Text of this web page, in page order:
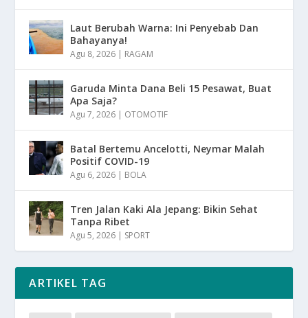
Laut Berubah Warna: Ini Penyebab Dan
Bahayanya!
Agu 8, 2026 | RAGAM
Garuda Minta Dana Beli 15 Pesawat, Buat
Apa Saja?
Agu 7, 2026 | OTOMOTIF
Batal Bertemu Ancelotti, Neymar Malah
Positif COVID-19
Agu 6, 2026 | BOLA
Tren Jalan Kaki Ala Jepang: Bikin Sehat
Tanpa Ribet
Agu 5, 2026 | SPORT
ARTIKEL TAG